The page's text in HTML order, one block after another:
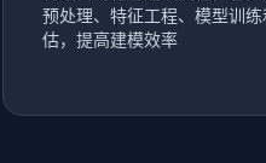
预处理、特征工程、模型训
估，提高建模效率